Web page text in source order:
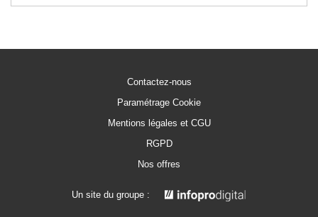
Contactez-nous
Paramétrage Cookie
Mentions légales et CGU
RGPD
Nos offres
Un site du groupe :